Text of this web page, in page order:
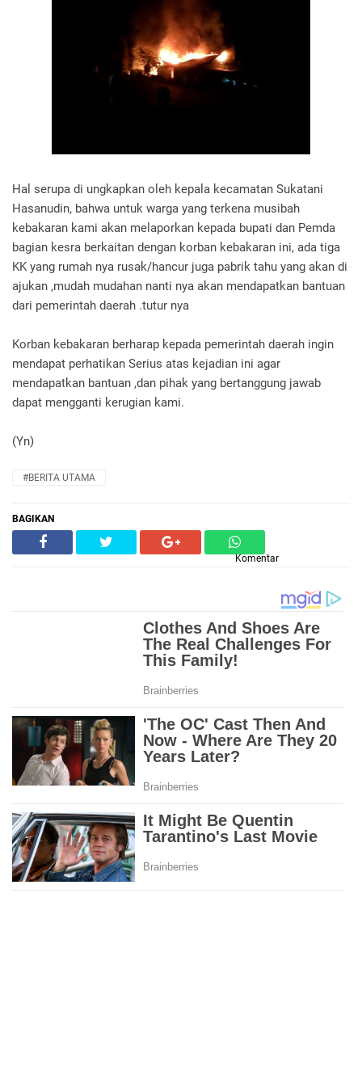
Hal serupa di ungkapkan oleh kepala kecamatan Sukatani
Hasanudin, bahwa untuk warga yang terkena musibah
kebakaran kami akan melaporkan kepada bupati dan Pemda
bagian kesra berkaitan dengan korban kebakaran ini, ada tiga
KK yang rumah nya rusak/hancur juga pabrik tahu yang akan di
ajukan ,mudah mudahan nanti nya akan mendapatkan bantuan
dari pemerintah daerah .tutur nya
Korban kebakaran berharap kepada pemerintah daerah ingin
mendapat perhatikan Serius atas kejadian ini agar
mendapatkan bantuan ,dan pihak yang bertanggung jawab
dapat mengganti kerugian kami.
(Yn)
#BERITA UTAMA
BAGIKAN
Komentar